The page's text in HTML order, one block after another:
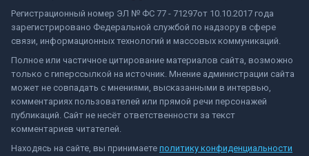
Регистрационный номер ЭЛ № ФС 77 - 71297от 10.10.2017 года
зарегистрировано Федеральной службой по надзору в сфере
связи, информационных технологий и массовых коммуникаций.
Полное или частичное цитирование материалов сайта, возможно
только с гиперссылкой на источник. Мнение администрации сайта
может не совпадать с мнениями, высказанными в интервью,
комментариях пользователей или прямой речи персонажей
публикаций. Сайт не несёт ответственности за текст
комментариев читателей.
Находясь на сайте, вы принимаете политику конфиденциальности